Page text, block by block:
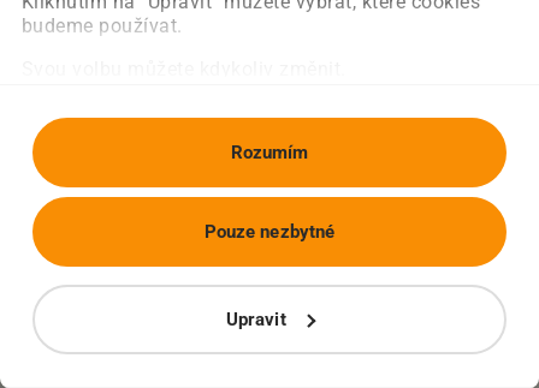
budeme používat.
Rozumím
Upravit
Pouze nezbytné